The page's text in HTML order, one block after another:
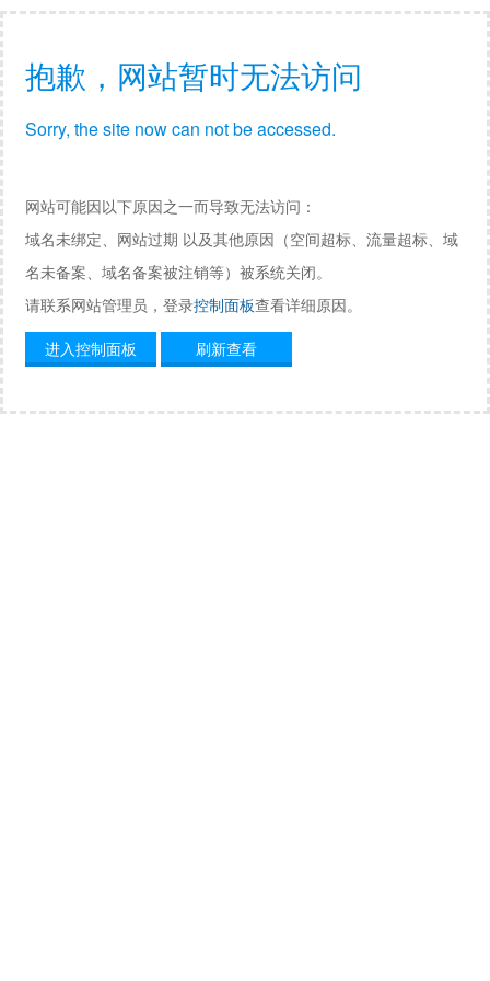
抱歉，网站暂时无法访问
Sorry, the site now can not be accessed.
网站可能因以下原因之一而导致无法访问：
域名未绑定、网站过期 以及其他原因（空间超标、流量超标、域
名未备案、域名备案被注销等）被系统关闭。
请联系网站管理员，登录控制面板查看详细原因。
进入控制面板
刷新查看